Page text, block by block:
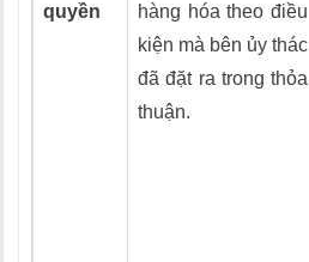
quyền
hàng hóa theo điều
kiện mà bên ủy thác
đã đặt ra trong thỏa
thuận.